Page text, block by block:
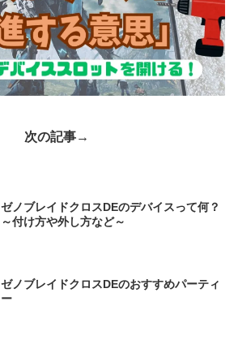
次の記事→
ゼノブレイドクロスDEのデバイスって何？
～付け方や外し方など～
ゼノブレイドクロスDEのおすすめパーティ
ー